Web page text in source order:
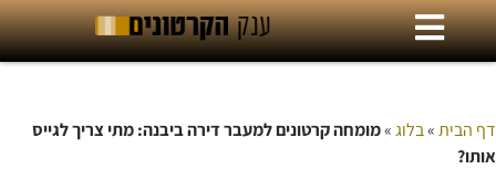
דף הבית»בלוג»מומחה קרטונים למעבר דירה ביבנה: מתי צריך לגייס
אותו?